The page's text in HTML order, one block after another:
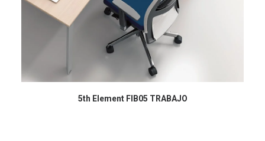
5th Element FIB05 TRABAJO